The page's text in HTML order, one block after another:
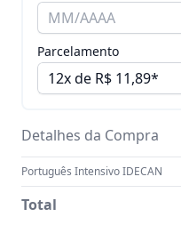
Parcelamento
Detalhes da Compra
Português Intensivo IDECAN
Total